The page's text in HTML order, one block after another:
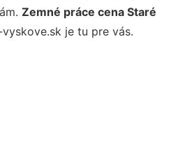
Zemné práce cena Staré
je tu pre vás.